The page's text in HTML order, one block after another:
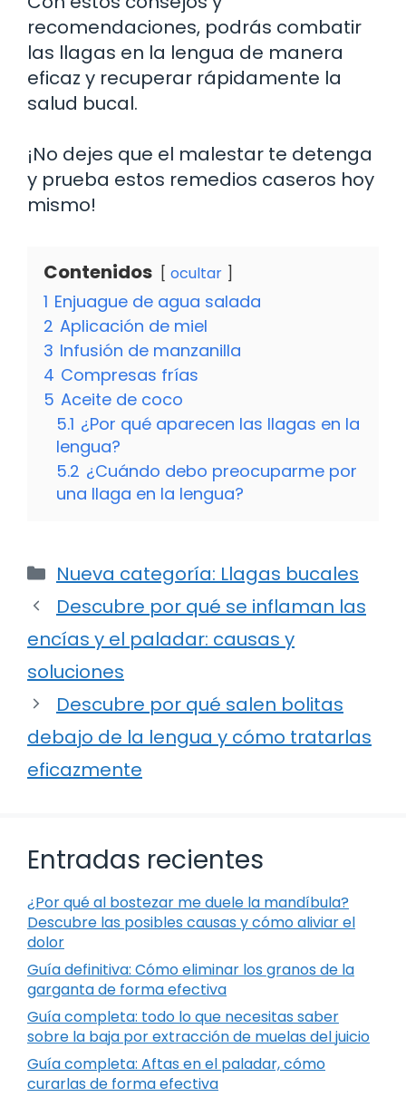
recomendaciones, podrás combatir
las llagas en la lengua de manera
eficaz y recuperar rápidamente la
salud bucal.
¡No dejes que el malestar te detenga
y prueba estos remedios caseros hoy
mismo!
Contenidos ocultar
1 Enjuague de agua salada
2 Aplicación de miel
3 Infusión de manzanilla
4 Compresas frías
5 Aceite de coco
5.1 ¿Por qué aparecen las llagas en la
lengua?
5.2 ¿Cuándo debo preocuparme por
una llaga en la lengua?
Categorías
Nueva categoría: Llagas bucales
Descubre por qué se inflaman las
encías y el paladar: causas y
soluciones
Descubre por qué salen bolitas
debajo de la lengua y cómo tratarlas
eficazmente
Entradas recientes
¿Por qué al bostezar me duele la mandíbula?
Descubre las posibles causas y cómo aliviar el
dolor
Guía definitiva: Cómo eliminar los granos de la
garganta de forma efectiva
Guía completa: todo lo que necesitas saber
sobre la baja por extracción de muelas del juicio
Guía completa: Aftas en el paladar, cómo
curarlas de forma efectiva